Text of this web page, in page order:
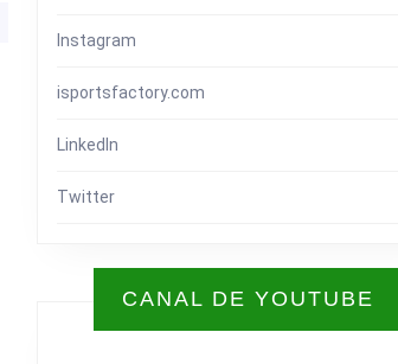
Instagram
isportsfactory.com
LinkedIn
Twitter
CANAL DE YOUTUBE